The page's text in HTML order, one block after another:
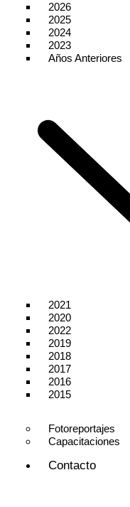
2026
2025
2024
2023
Años Anteriores
2021
2020
2022
2019
2018
2017
2016
2015
Fotoreportajes
Capacitaciones
Contacto